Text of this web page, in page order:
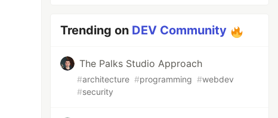
Trending on DEV Community
The Palks Studio Approach
#architecture #programming #webdev
#security